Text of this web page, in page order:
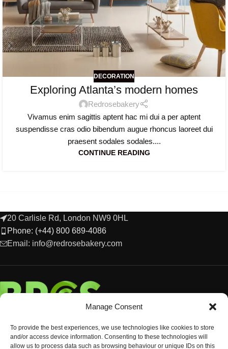
Manage Consent
To provide the best experiences, we use technologies like cookies to store
and/or access device information. Consenting to these technologies will
allow us to process data such as browsing behaviour or unique IDs on this
DECORATION
Exploring Atlanta’s modern homes
Redrosebakery
Vivamus enim sagittis aptent hac mi dui a per aptent
suspendisse cras odio bibendum augue rhoncus laoreet dui
praesent sodales sodales....
CONTINUE READING
20 Carlisle Rd, London NW9 0HL
Phone: (+44) 800 689-4086
Email: info@redrosebakery.com